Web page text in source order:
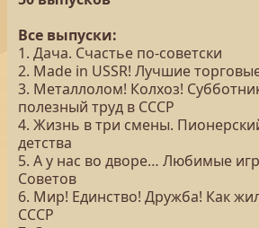
Все выпуски:
1. Дача. Счастье по-советски
2. Made in USSR! Лучшие
3. Металлолом! Колхоз!
полезный труд в СССР
4. Жизнь в три смены.
детства
5. А у нас во дворе… Любимые
Советов
6. Мир! Единство! Дружба! Как
СССР